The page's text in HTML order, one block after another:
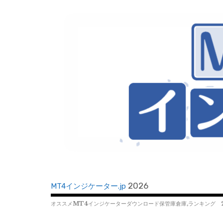
MT4インジケーター.jp 2026
オススメMT4インジケーターダウンロード保管庫倉庫,ランキン